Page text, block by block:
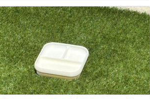
数
ス
ト
数
ね
数